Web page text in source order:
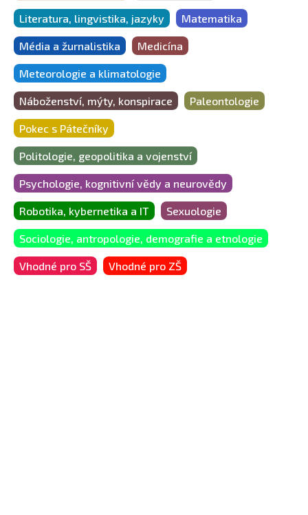
Literatura, lingvistika, jazyky Matematika
Média a žurnalistika Medicína
Meteorologie a klimatologie
Náboženství, mýty, konspirace Paleontologie
Pokec s Pátečníky
Politologie, geopolitika a vojenství
Psychologie, kognitivní vědy a neurovědy
Robotika, kybernetika a IT Sexuologie
Sociologie, antropologie, demografie a etnologie
Vhodné pro SŠ Vhodné pro ZŠ